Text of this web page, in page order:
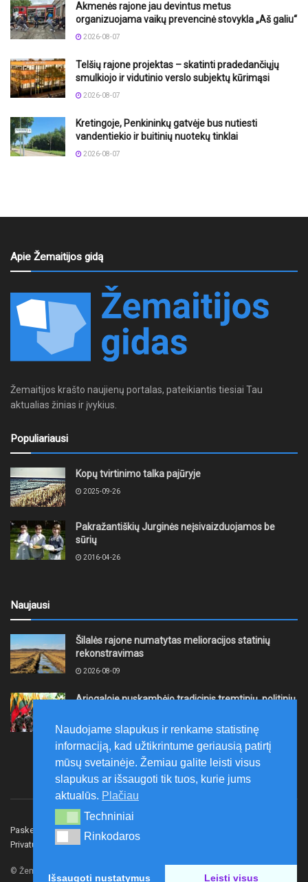
Akmenės rajone jau devintus metus
organizuojama vaikų prevencinė stovykla „Aš galiu“
2026-08-07
Telšių rajone projektas – skatinti pradedančiųjų
smulkiojo ir vidutinio verslo subjektų kūrimąsi
2026-08-07
Kretingoje, Penkininkų gatvėje bus nutiesti
vandentiekio ir buitinių nuotekų tinklai
2026-08-07
Apie Žemaitijos gidą
Žemaitijos krašto naujienų portalas, pateikiantis tiesiai Tau
aktualias žinias ir įvykius.
Populiariausi
Kopų tvirtinimo talka pajūryje
2025-09-26
Pakražantiškių Jurginės neįsivaizduojamos be
sūrių
2016-04-26
Naujausi
Šilalės rajone numatytas melioracijos statinių
rekonstravimas
2026-08-09
Ariogaloje nuskambėjo tradicinis tremtinių, politinių
širdy“
2026-08-08
Paskelbk naujieną Rašyti redakcijai
Privatumo politika
© Žemaitijos gidas.
Naudojame slapukus ir renkame statistinę
informaciją, kad užtikrintume geriausią patirtį
mūsų svetainėje. Žemiau galite leisti visus
slapukus ar išsaugoti tik tuos, kurie jums
aktualūs. Plačiau
Techniniai
Techniniai
Rinkodaros
Rinkodaros
Išsaugoti nustatymus Leisti visus